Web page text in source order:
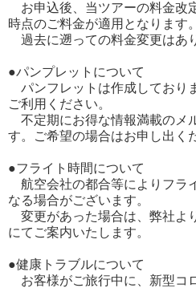
お申込後、当ツアーの料金改
時点のご料金が適用となります。
過去に遡っての料金変更はあ
●パンプレットについて
パンフレットは作成しており
ご利用ください。
不定期にお得な情報満載のメ
す。ご希望の場合はお申し出く
●フライト時間について
航空会社の都合等によりフラ
なる場合がございます。
変更があった場合は、弊社よ
にてご案内いたします。
●健康トラブルについて
お客様がご旅行中に、新型コ